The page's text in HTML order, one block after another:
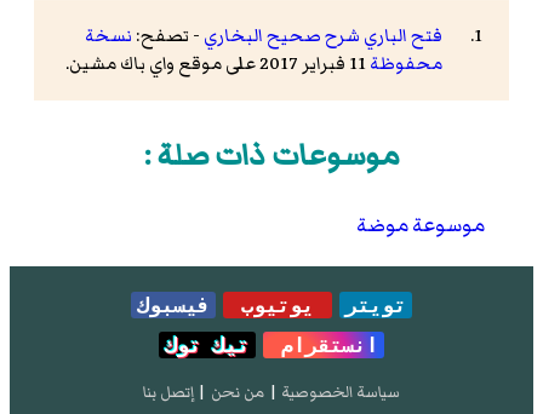
فتح الباري شرح صحيح البخاري - تصفح: نسخة
محفوظة
موسوعات ذات صلة :
موسوعة موضة
تويتر يوتيوب
فيسبوك
انستقرام
تيك توك
سياسة الخصوصية | من نحن | إتصل بنا